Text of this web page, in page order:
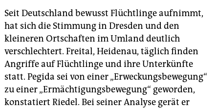
Seit Deutschland bewusst Flüchtlinge aufnimmt,
hat sich die Stimmung in Dresden und den
kleineren Ortschaften im Umland deutlich
verschlechtert. Freital, Heidenau, täglich finden
Angriffe auf Flüchtlinge und ihre Unterkünfte
statt. Pegida sei von einer „Erweckungsbewegung“
zu einer „Ermächtigungsbewegung“ geworden,
konstatiert Riedel. Bei seiner Analyse gerät er